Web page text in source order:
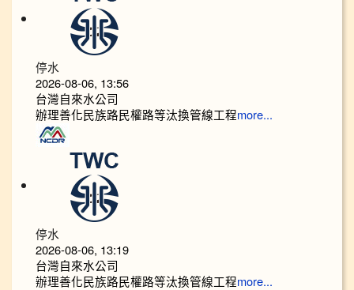
停水
2026-08-06, 13:56
台灣自來水公司
辦理善化民族路民權路等汰換管線工程more...
停水
2026-08-06, 13:19
台灣自來水公司
辦理善化民族路民權路等汰換管線工程more...